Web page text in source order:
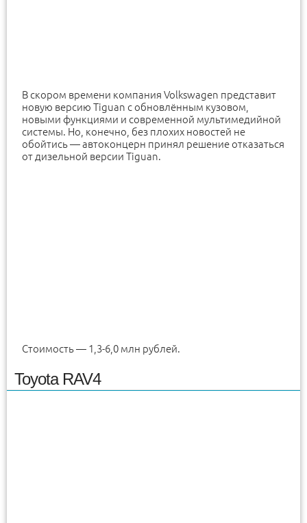
В скором времени компания Volkswagen представит
новую версию Tiguan с обновлённым кузовом,
новыми функциями и современной мультимедийной
системы. Но, конечно, без плохих новостей не
обойтись — автоконцерн принял решение отказаться
от дизельной версии Tiguan.
Стоимость — 1,3-6,0 млн рублей.
Toyota RAV4